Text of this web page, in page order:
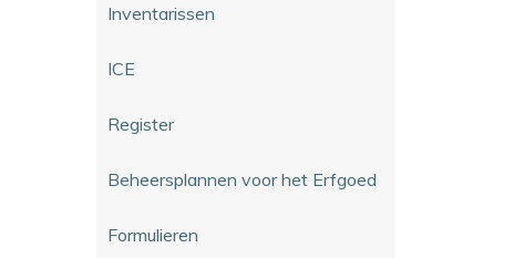
Inventarissen
ICE
Register
Beheersplannen voor het Erfgoed
Formulieren